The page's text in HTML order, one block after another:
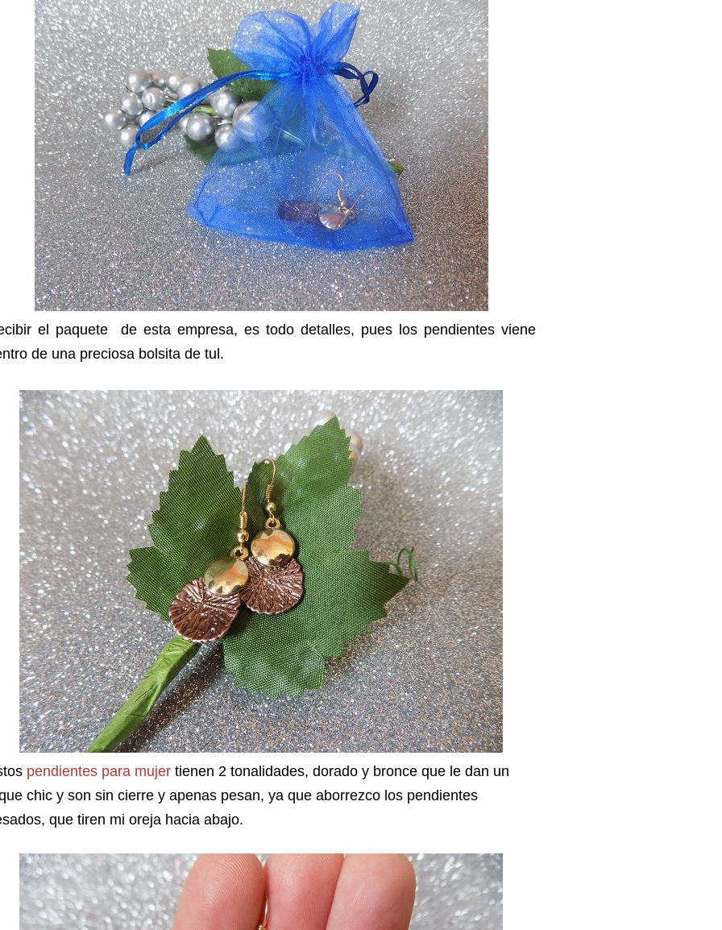
el paquete de esta empresa, es todo detalles, pues los pendientes viene
de una preciosa bolsita de tul.
pendientes para mujer tienen 2 tonalidades, dorado y bronce que le dan un
chic y son sin cierre y apenas pesan, ya que aborrezco los pendientes
que tiren mi oreja hacia abajo.